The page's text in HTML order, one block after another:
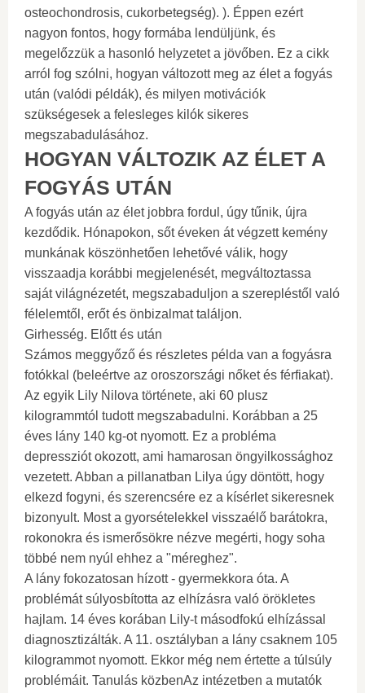
osteochondrosis, cukorbetegség). ). Éppen ezért
nagyon fontos, hogy formába lendüljünk, és
megelőzzük a hasonló helyzetet a jövőben. Ez a cikk
arról fog szólni, hogyan változott meg az élet a fogyás
után (valódi példák), és milyen motivációk
szükségesek a felesleges kilók sikeres
megszabadulásához.
HOGYAN VÁLTOZIK AZ ÉLET A
FOGYÁS UTÁN
A fogyás után az élet jobbra fordul, úgy tűnik, újra
kezdődik. Hónapokon, sőt éveken át végzett kemény
munkának köszönhetően lehetővé válik, hogy
visszaadja korábbi megjelenését, megváltoztassa
saját világnézetét, megszabaduljon a szerepléstől való
félelemtől, erőt és önbizalmat találjon.
Girhesség. Előtt és után
Számos meggyőző és részletes példa van a fogyásra
fotókkal (beleértve az oroszországi nőket és férfiakat).
Az egyik Lily Nilova története, aki 60 plusz
kilogrammtól tudott megszabadulni. Korábban a 25
éves lány 140 kg-ot nyomott. Ez a probléma
depressziót okozott, ami hamarosan öngyilkossághoz
vezetett. Abban a pillanatban Lilya úgy döntött, hogy
elkezd fogyni, és szerencsére ez a kísérlet sikeresnek
bizonyult. Most a gyorsételekkel visszaélő barátokra,
rokonokra és ismerősökre nézve megérti, hogy soha
többé nem nyúl ehhez a "méreghez".
A lány fokozatosan hízott - gyermekkora óta. A
problémát súlyosbította az elhízásra való örökletes
hajlam. 14 éves korában Lily-t másodfokú elhízással
diagnosztizálták. A 11. osztályban a lány csaknem 105
kilogrammot nyomott. Ekkor még nem értette a túlsúly
problémáit. Tanulás közbenAz intézetben a mutatók